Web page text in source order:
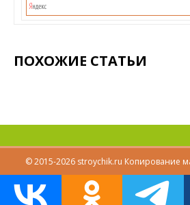
ПОХОЖИЕ СТАТЬИ
© 2015-2026 stroychik.ru Копирование